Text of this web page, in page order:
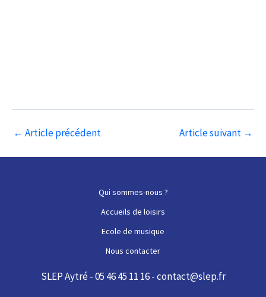
Navigation
← Article précédent Article suivant →
Qui sommes-nous ?
Accueils de loisirs
Ecole de musique
Nous contacter
SLEP Aytré - 05 46 45 11 16 - contact@slep.fr